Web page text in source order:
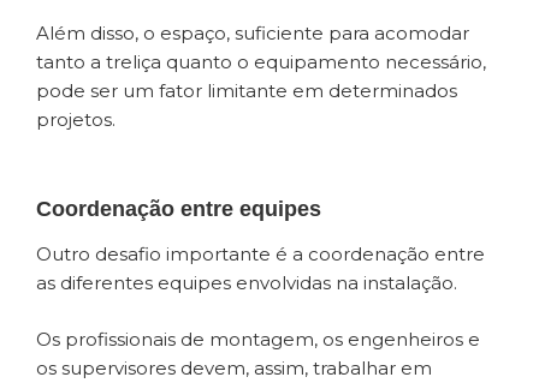
Além disso, o espaço, suficiente para acomodar
tanto a treliça quanto o equipamento necessário,
pode ser um fator limitante em determinados
projetos.
Coordenação entre equipes
Outro desafio importante é a coordenação entre
as diferentes equipes envolvidas na instalação.
Os profissionais de montagem, os engenheiros e
os supervisores devem, assim, trabalhar em